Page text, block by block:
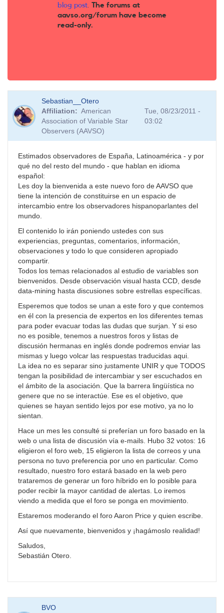
blog post. The forums at
aavso.org/forum have become
read-only.
Sebastian__Otero
Affiliation
American
Association of Variable Star
Observers (AAVSO)
Tue, 08/23/2011 -
03:02
Estimados observadores de España, Latinoamérica - y por
qué no del resto del mundo - que hablan en idioma
español:
Les doy la bienvenida a este nuevo foro de AAVSO que
tiene la intención de constituirse en un espacio de
intercambio entre los observadores hispanoparlantes del
mundo.
El contenido lo irán poniendo ustedes con sus
experiencias, preguntas, comentarios, información,
observaciones y todo lo que consideren apropiado
compartir.
Todos los temas relacionados al estudio de variables son
bienvenidos. Desde observación visual hasta CCD, desde
data-mining hasta discusiones sobre estrellas específicas.
Esperemos que todos se unan a este foro y que contemos
en él con la presencia de expertos en los diferentes temas
para poder evacuar todas las dudas que surjan. Y si eso
no es posible, tenemos a nuestros foros y listas de
discusión hermanas en inglés donde podremos enviar las
mismas y luego volcar las respuestas traducidas aqui.
La idea no es separar sino justamente UNIR y que TODOS
tengan la posibilidad de intercambiar y ser escuchados en
el ámbito de la asociación. Que la barrera lingüística no
genere que no se interactúe. Ese es el objetivo, que
quienes se hayan sentido lejos por ese motivo, ya no lo
sientan.
Hace un mes les consulté si preferían un foro basado en la
web o una lista de discusión vía e-mails. Hubo 32 votos: 16
eligieron el foro web, 15 eligieron la lista de correos y una
persona no tuvo preferencia por uno en particular. Como
resultado, nuestro foro estará basado en la web pero
trataremos de generar un foro híbrido en lo posible para
poder recibir la mayor cantidad de alertas. Lo iremos
viendo a medida que el foro se ponga en movimiento.
Estaremos moderando el foro Aaron Price y quien escribe.
Así que nuevamente, bienvenidos y ¡hagámoslo realidad!
Saludos,
Sebastián Otero.
BVO